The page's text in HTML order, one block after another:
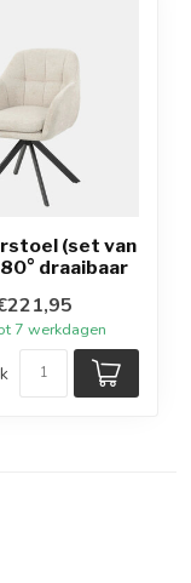
(set van
draaibaar
7 werkdagen